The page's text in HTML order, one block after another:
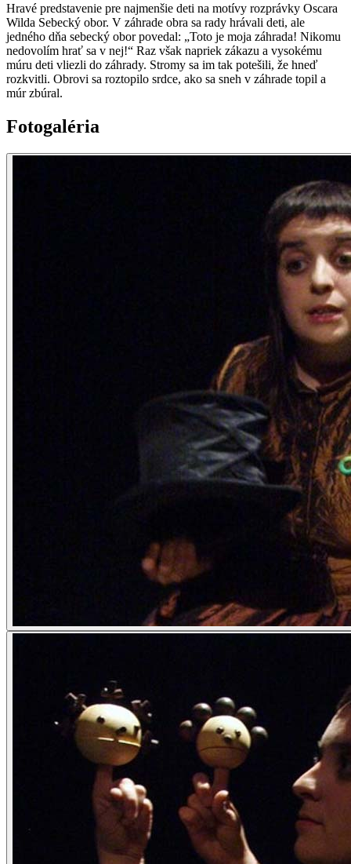
Hravé predstavenie pre najmenšie deti na motívy rozprávky Oscara
Wilda Sebecký obor. V záhrade obra sa rady hrávali deti, ale
jedného dňa sebecký obor povedal: „Toto je moja záhrada! Nikomu
nedovolím hrať sa v nej!“ Raz však napriek zákazu a vysokému
múru deti vliezli do záhrady. Stromy sa im tak potešili, že hneď
rozkvitli. Obrovi sa roztopilo srdce, ako sa sneh v záhrade topil a
múr zbúral.
Fotogaléria